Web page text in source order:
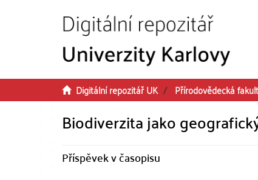
Digitální repozitář UK Přírodovědecká
Biodiverzita jako
Příspěvek v časopisu